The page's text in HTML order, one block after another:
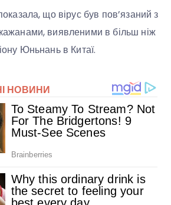
що вірус був пов’язаний з
виявленими в більш ніж
Юньнань в Китаї.